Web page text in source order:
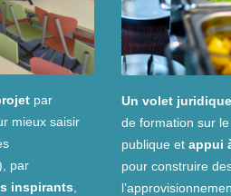
par
mieux saisir
par
inspirants,
Un volet juridique
de formation sur
publique et appui
pour construire